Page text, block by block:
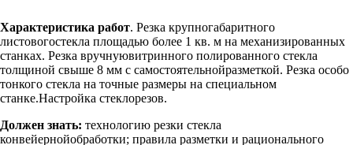
Характеристика работ. Резка крупногабаритного
листовогостекла площадью более 1 кв. м на механизированных
станках. Резка вручнуювитринного полированного стекла
толщиной свыше 8 мм с самостоятельнойразметкой. Резка особо
тонкого стекла на точные размеры на специальном
станке.Настройка стеклорезов.
Должен знать: технологию резки стекла
конвейернойобработки; правила разметки и рационального